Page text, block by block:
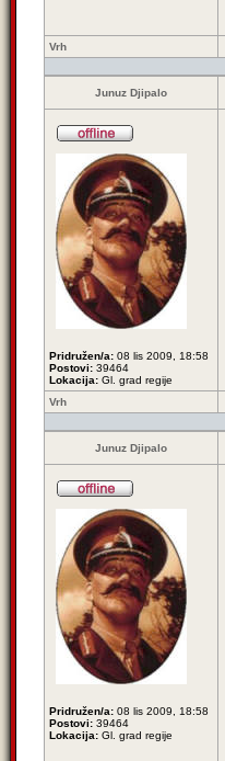
Vrh
Junuz Djipalo
Pridružen/a: 08 lis 2009, 18:58
Postovi: 39464
Lokacija: Gl. grad regije
Vrh
Junuz Djipalo
Pridružen/a: 08 lis 2009, 18:58
Postovi: 39464
Lokacija: Gl. grad regije